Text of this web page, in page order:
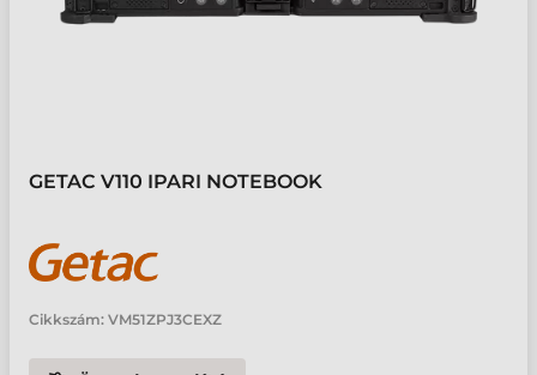
GETAC V110 IPARI NOTEBOOK
Cikkszám: VM51ZPJ3CEXZ